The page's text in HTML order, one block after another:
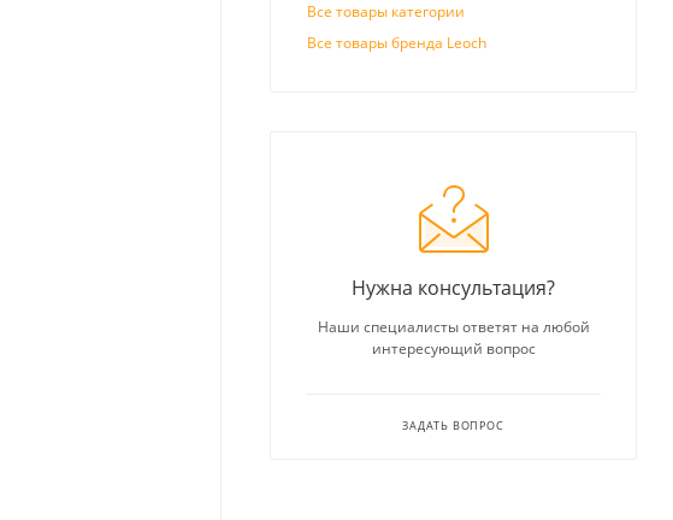
Все товары категории
Все товары бренда Leoch
Нужна консультация?
Наши специалисты ответят на любой
интересующий вопрос
ЗАДАТЬ ВОПРОС